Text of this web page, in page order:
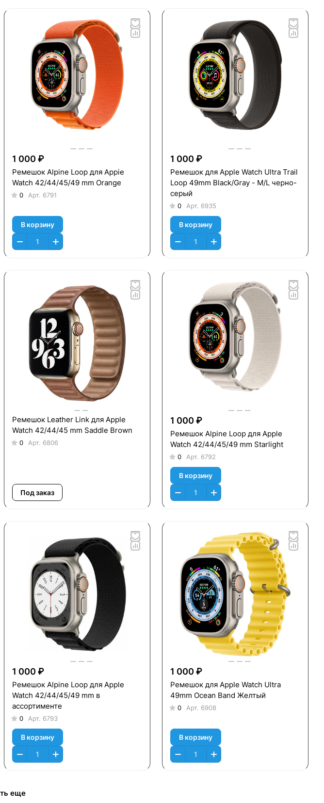
1 000 ₽
Ремешок Alpine Loop для Appie
Watch 42/44/45/49 mm Orange
0 Арт. 6791
В корзину
1 000 ₽
Ремешок для Apple Watch Ultra Trail
Loop 49mm Black/Gray - M/L черно-
серый
0 Арт. 6935
В корзину
Ремешок Leather Link для Apple
Watch 42/44/45 mm Saddle Brown
0 Арт. 6806
Под заказ
1 000 ₽
Ремешок Alpine Loop для Apple
Watch 42/44/45/49 mm Starlight
0 Арт. 6792
В корзину
1 000 ₽
Ремешок Alpine Loop для Apple
Watch 42/44/45/49 mm в
ассортименте
0 Арт. 6793
В корзину
1 000 ₽
Ремешок для Apple Watch Ultra
49mm Ocean Band Желтый
0 Арт. 6908
В корзину
еще